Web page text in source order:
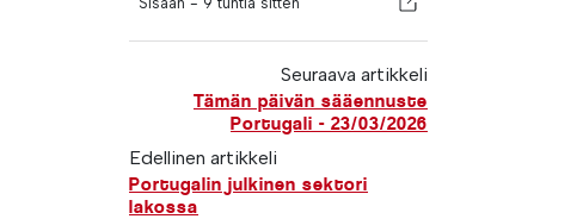
Seuraava artikkeli
Tämän päivän sääennuste
Portugali - 23/03/2026
Edellinen artikkeli
Portugalin julkinen sektori
lakossa